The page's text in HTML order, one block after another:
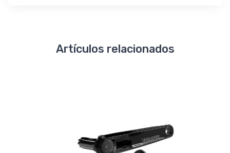
Artículos relacionados